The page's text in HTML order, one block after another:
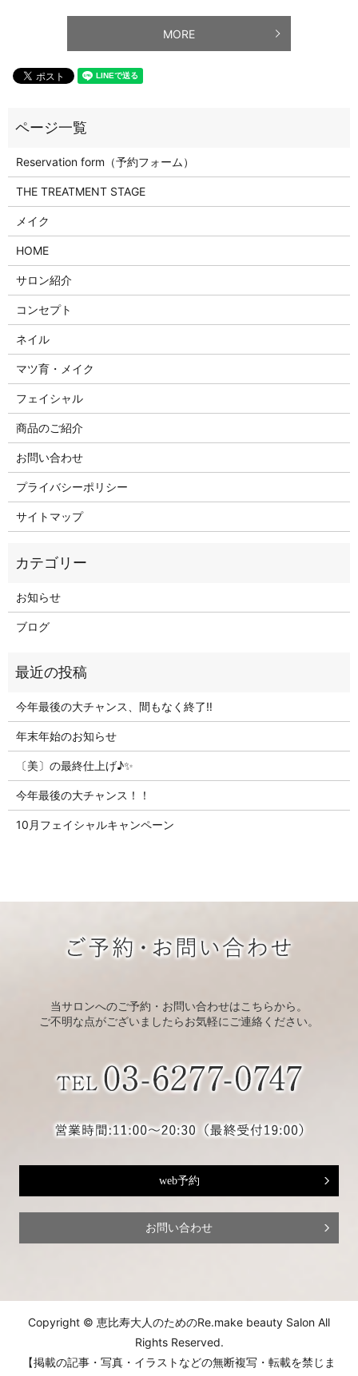
MORE
Reservation form（予約フォーム）
THE TREATMENT STAGE
メイク
HOME
サロン紹介
コンセプト
ネイル
マツ育・メイク
フェイシャル
商品のご紹介
お問い合わせ
プライバシーポリシー
サイトマップ
お知らせ
ブログ
今年最後の大チャンス、間もなく終了‼
年末年始のお知らせ
〔美〕の最終仕上げ♪✨
今年最後の大チャンス！！
10月フェイシャルキャンペーン
当サロンへのご予約・お問い合わせはこちらから。
ご不明な点がございましたらお気軽にご連絡ください。
web予約
お問い合わせ
Copyright © 恵比寿大人のためのRe.make beauty Salon All
Rights Reserved.
【掲載の記事・写真・イラストなどの無断複写・転載を禁じま